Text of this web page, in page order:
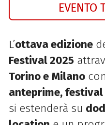
EVENTO
L’ottava edizione
Festival 2025
Torino e Milano
anteprime,
si estenderà su